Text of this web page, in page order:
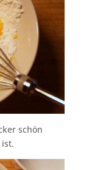
schön